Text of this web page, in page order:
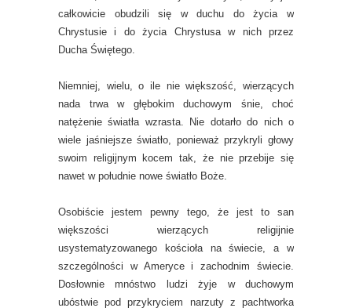
całkowicie obudzili się w duchu do życia w
Chrystusie i do życia Chrystusa w nich przez
Ducha Świętego.
Niemniej, wielu, o ile nie większość, wierzących
nada trwa w głębokim duchowym śnie, choć
natężenie światła wzrasta. Nie dotarło do nich o
wiele jaśniejsze światło, ponieważ przykryli głowy
swoim religijnym kocem tak, że nie przebije się
nawet w południe nowe światło Boże.
Osobiście jestem pewny tego, że jest to san
większości wierzących religijnie
usystematyzowanego kościoła na świecie, a w
szczególności w Ameryce i zachodnim świecie.
Dosłownie mnóstwo ludzi żyje w duchowym
ubóstwie pod przykryciem narzuty z pachtworka